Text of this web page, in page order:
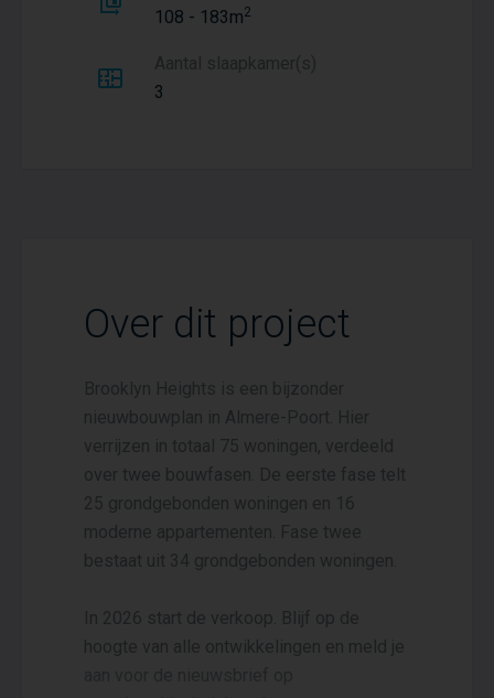
108 - 183m2
Aantal slaapkamer(s)
3
Over dit project
Brooklyn Heights is een bijzonder
nieuwbouwplan in Almere-Poort. Hier
verrijzen in totaal 75 woningen, verdeeld
over twee bouwfasen. De eerste fase telt
25 grondgebonden woningen en 16
moderne appartementen. Fase twee
bestaat uit 34 grondgebonden woningen.
In 2026 start de verkoop. Blijf op de
hoogte van alle ontwikkelingen en meld je